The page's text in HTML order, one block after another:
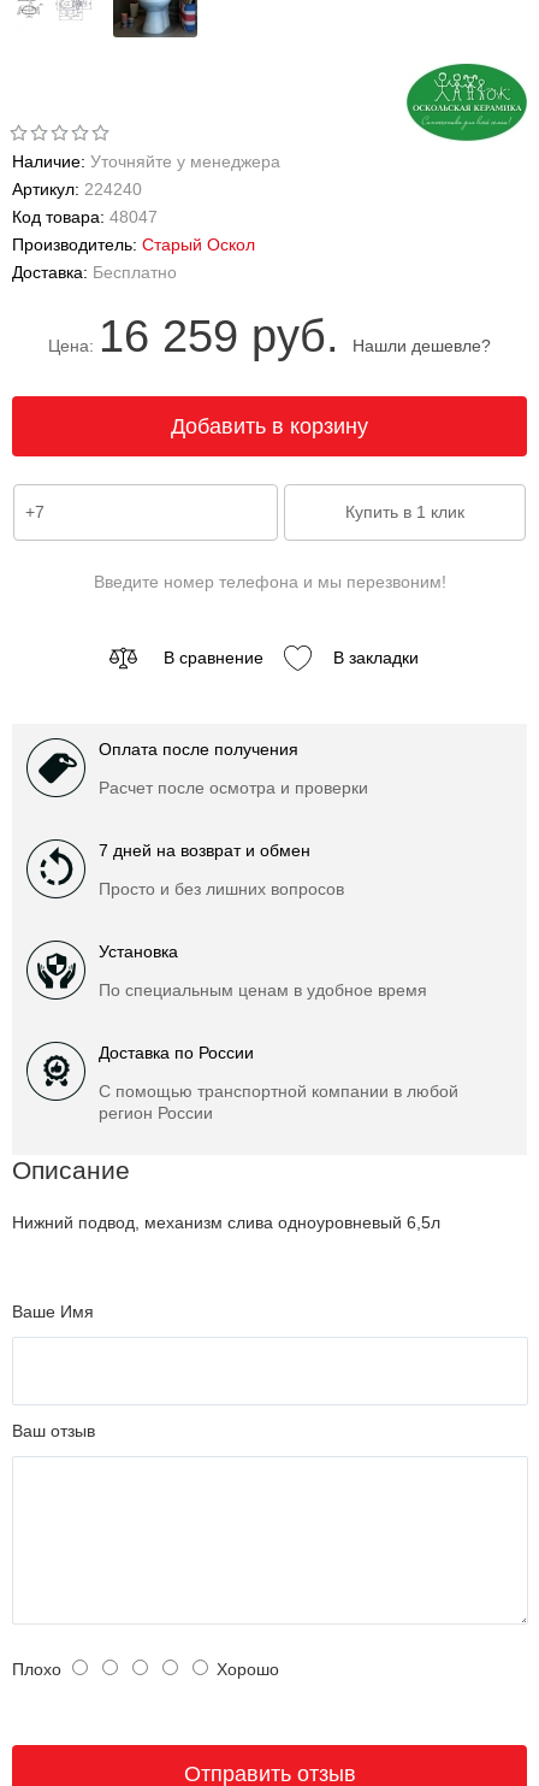
Наличие: Уточняйте у менеджера
Артикул: 224240
Код товара: 48047
Производитель: Старый Оскол
Доставка: Бесплатно
Цена: 16 259 руб. Нашли дешевле?
Введите номер телефона и мы перезвоним!
В сравнение В закладки
Оплата после получения
Расчет после осмотра и проверки
7 дней на возврат и обмен
Просто и без лишних вопросов
Установка
По специальным ценам в удобное время
Доставка по России
С помощью транспортной компании в любой
регион России
Описание
Нижний подвод, механизм слива одноуровневый 6,5л
Ваше Имя
Ваш отзыв
Плохо Хорошо